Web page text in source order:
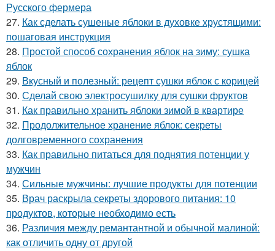
Русского фермера
27. Как сделать сушеные яблоки в духовке хрустящими:
пошаговая инструкция
28. Простой способ сохранения яблок на зиму: сушка
яблок
29. Вкусный и полезный: рецепт сушки яблок с корицей
30. Сделай свою электросушилку для сушки фруктов
31. Как правильно хранить яблоки зимой в квартире
32. Продолжительное хранение яблок: секреты
долговременного сохранения
33. Как правильно питаться для поднятия потенции у
мужчин
34. Сильные мужчины: лучшие продукты для потенции
35. Врач раскрыла секреты здорового питания: 10
продуктов, которые необходимо есть
36. Различия между ремантантной и обычной малиной:
как отличить одну от другой